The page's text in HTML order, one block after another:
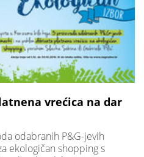
vrećica na dar
odabranih P&G-jevih
ekologičan shopping s